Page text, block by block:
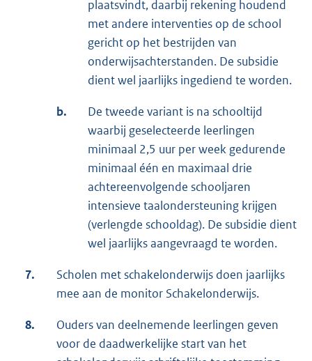
plaatsvindt, daarbij rekening houdend
met andere interventies op de school
gericht op het bestrijden van
onderwijsachterstanden. De subsidie
dient wel jaarlijks ingediend te worden.
b.
De tweede variant is na schooltijd
waarbij geselecteerde leerlingen
minimaal 2,5 uur per week gedurende
minimaal één en maximaal drie
achtereenvolgende schooljaren
intensieve taalondersteuning krijgen
(verlengde schooldag). De subsidie dient
wel jaarlijks aangevraagd te worden.
7.
Scholen met schakelonderwijs doen jaarlijks
mee aan de monitor Schakelonderwijs.
8.
Ouders van deelnemende leerlingen geven
voor de daadwerkelijke start van het